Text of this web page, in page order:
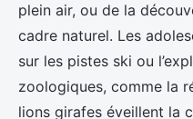
plein air, ou de la
cadre naturel. Les
sur les pistes ski ou
zoologiques, comme la
lions girafes éveillent la